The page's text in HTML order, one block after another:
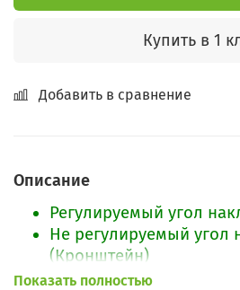
Купить в 1
Добавить в сравнение
Описание
Регулируемый угол
Не регулируемый угол
(Кронштейн)
Вес пользователя до: 90
Показать полностью